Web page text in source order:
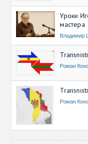
Уроки
мастера
Владимир
Роман
Роман